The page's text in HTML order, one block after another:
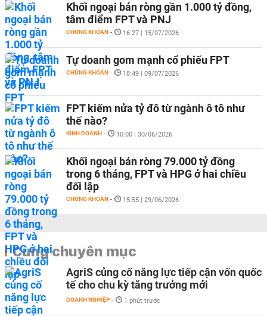
Khối ngoại bán ròng gần 1.000 tỷ đồng,
tâm điểm FPT và PNJ
CHỨNG KHOÁN - 16:27 | 15/07/2026
Tự doanh gom mạnh cổ phiếu FPT
CHỨNG KHOÁN - 18:49 | 09/07/2026
FPT kiếm nửa tỷ đô từ ngành ô tô như
thế nào?
KINH DOANH - 10:00 | 30/06/2026
Khối ngoại bán ròng 79.000 tỷ đồng
trong 6 tháng, FPT và HPG ở hai chiều
đối lập
CHỨNG KHOÁN - 15:55 | 29/06/2026
Cùng chuyên mục
AgriS củng cố năng lực tiếp cận vốn quốc
tế cho chu kỳ tăng trưởng mới
DOANH NGHIỆP - 1 phút trước